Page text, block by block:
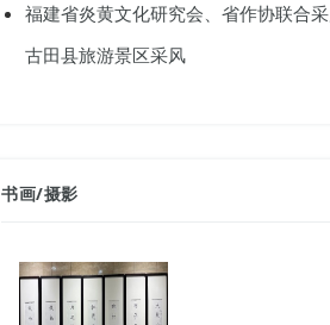
福建省炎黄文化研究会、省作协联合
古田县旅游景区采风
书画/摄影